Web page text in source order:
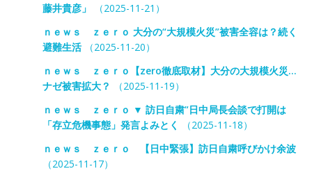
藤井貴彦」
（2025-11-21）
ｎｅｗｓ ｚｅｒｏ 大分の“大規模火災”被害全容は？続く
避難生活（2025-11-20）
ｎｅｗｓ ｚｅｒｏ【zero徹底取材】大分の大規模火災…
ナゼ被害拡大？
（2025-11-19）
ｎｅｗｓ ｚｅｒｏ ▼ 訪日自粛”日中局長会談で打開は
「存立危機事態」発言よみとく
（2025-11-18）
ｎｅｗｓ ｚｅｒｏ 【日中緊張】訪日自粛呼びかけ余波
（2025-11-17）